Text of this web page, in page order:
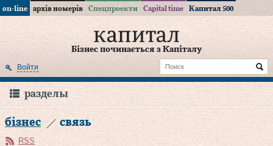
on-line архів номерів Спецпроекти Capital time Капитал 500
Бізнес починається з Капіталу
Войти
разделы
бізнес связь
RSS